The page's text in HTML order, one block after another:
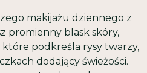
makijażu dziennego z
promienny blask skóry,
podkreśla rysy twarzy,
dodający świeżości.